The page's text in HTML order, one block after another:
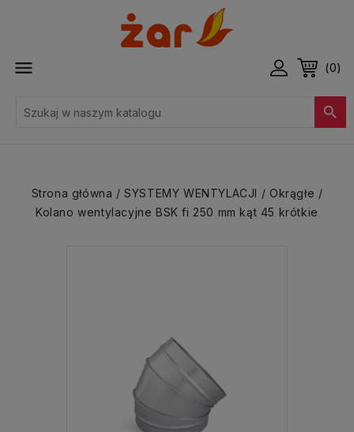
 (0)

Strona główna SYSTEMY WENTYLACJI
Okrągłe
Kolano wentylacyjne BSK fi 250 mm kąt 45 krótkie